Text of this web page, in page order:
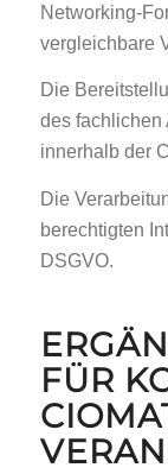
Networking-
vergleichbare
Die
des fachlichen
innerhalb der
Die
berechtigten
DSGVO.
FÜR